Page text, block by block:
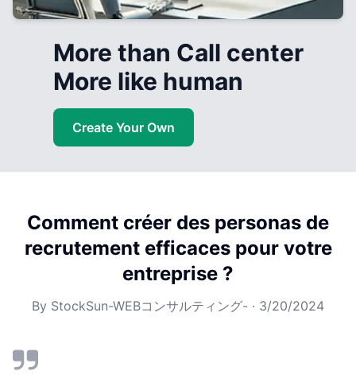
More than Call center
More like human
Create Your Own
Comment créer des personas de
recrutement efficaces pour votre
entreprise ?
By StockSun-WEBコンサルティング- · 3/20/2024